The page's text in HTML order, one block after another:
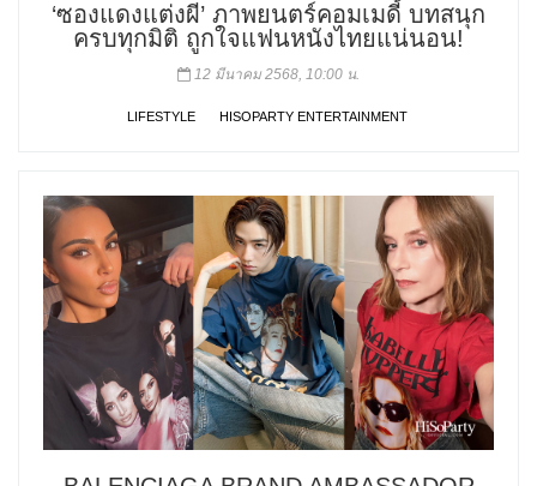
‘ซองแดงแต่งผี’ ภาพยนตร์คอมเมดี้ บทสนุก
ครบทุกมิติ ถูกใจแฟนหนังไทยแน่นอน!
12 มีนาคม 2568, 10:00 น.
LIFESTYLE HISOPARTY ENTERTAINMENT